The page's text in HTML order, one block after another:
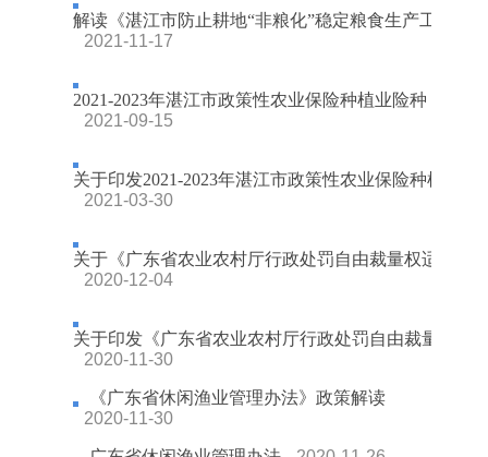
解读《湛江市防止耕地“非粮化”稳定粮食生产工作方
2021-11-17
2021-2023年湛江市政策性农业保险种植业险种（不含
2021-09-15
关于印发2021-2023年湛江市政策性农业保险种植业险
2021-03-30
关于《广东省农业农村厅行政处罚自由裁量权适用规
2020-12-04
关于印发《广东省农业农村厅行政处罚自由裁量权适
2020-11-30
《广东省休闲渔业管理办法》政策解读
2020-11-30